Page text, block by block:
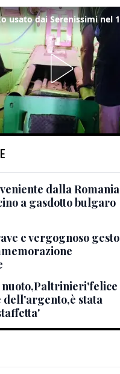
dalla Romania
a gasdotto bulgaro
e vergognoso gesto
nuoto,Paltrinieri'felice
dell'argento,è stata